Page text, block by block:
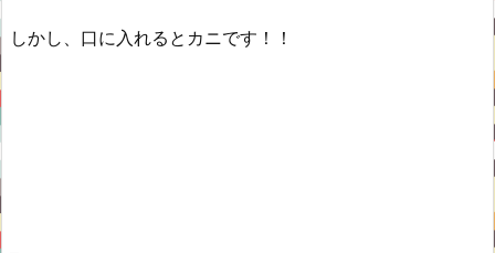
しかし、口に入れるとカニです！！